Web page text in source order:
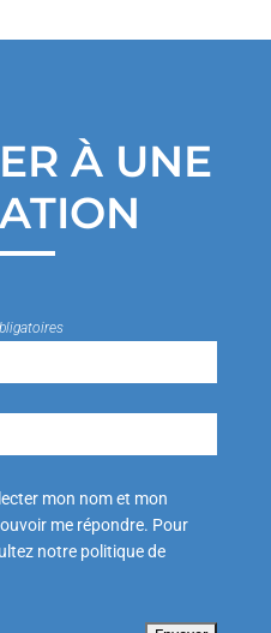
À UNE
mon nom et mon
me répondre. Pour
notre politique de